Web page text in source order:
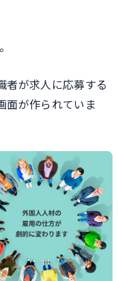
者が求人に応募する
面が作られていま